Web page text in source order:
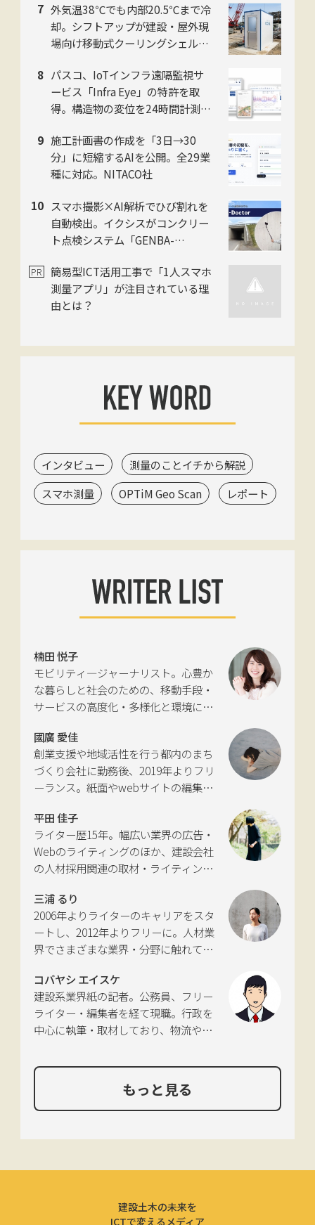
外気温38℃でも内部20.5℃まで冷
却。シフトアップが建設・屋外現
場向け移動式クーリングシェルタ
ルを提供開始
パスコ、IoTインフラ遠隔監視サ
ービス「Infra Eye」の特許を取
得。構造物の変位を24時間計測
消
施工計画書の作成を「3日→30
分」に短縮するAIを公開。全29業
種に対応。NITACO社
スマホ撮影×AI解析でひび割れを
自動検出。イクシスがコンクリー
ト点検システム「GENBA-
簡易型ICT活用工事で「1人スマホ
測量アプリ」が注目されている理
由とは？
インタビュー
測量のことイチから解説
スマホ測量
OPTiM Geo Scan レポート
楠田 悦子
モビリティ―ジャーナリスト。心豊か
な暮らしと社会のための、移動手段・
サービスの高度化・多様化と環境につ
新聞社モビリティビジネス専門誌
『LIGARE』初代編集長を経て、2013年
に独立。国土交通省の「自転車の活用
推進に向けた有識者会議」、「交通政
共交通部会」、「MaaS関連データ検
討会」、SIP第2期自動運転（システム
とサービスの拡張）ピアレビュー委員
会などの委員を歴任。
國廣 愛佳
創業支援や地域活性を行う都内のまち
づくり会社に勤務後、2019年よりフリ
ーランス。紙面やwebサイトの編集、
どの執筆を中心に、ジャンルを問わず
活動。四国にある築100年の実家をど
う生かすかが長年の悩み。
平田 佳子
ライター歴15年。幅広い業界の広告・
Webのライティングのほか、建設会社
の人材採用関連の取材・ライティング
仕事をしていたため、小さな頃から憧
れあり。
三浦 るり
2006年よりライターのキャリアをスタ
ートし、2012年よりフリーに。人材業
界でさまざまな業界・分野に触れてき
を手掛ける。現在は特に建築や不動
産、さらにはDX分野を探究中。
コバヤシ エイスケ
建設系業界紙の記者。公務員、フリー
ライター・編集者を経て現職。行政を
中心に執筆・取材しており、物流や環
もっと見る
建設土木の未来を
ICTで変えるメディア